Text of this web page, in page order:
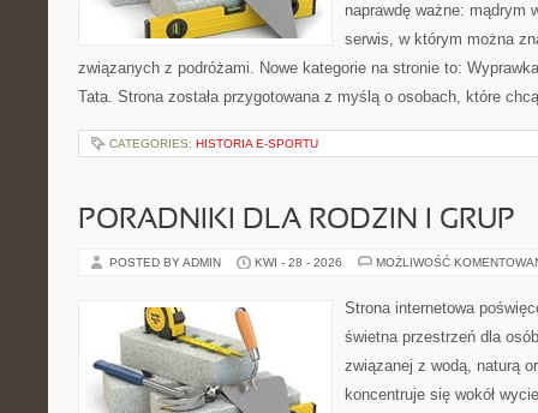
naprawdę ważne: mądrym
serwis, w którym można
związanych z podróżami. Nowe kategorie na stronie to:
Tata. Strona została przygotowana z myślą o osobach, które
CATEGORIES: HISTORIA E-SPORTU
PORADNIKI DLA RODZIN I GRUP
POSTED BY ADMIN KWI - 28 - 2026 MOŻLIWOŚĆ
Strona internetowa
świetna przestrzeń dla
związanej z wodą, naturą
koncentruje się wokół